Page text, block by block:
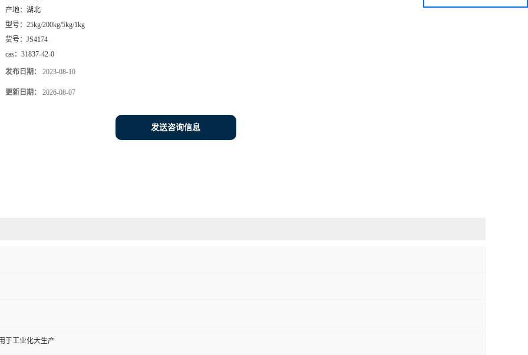
产地： 湖北
型号： 25kg/200kg/5kg/1kg
货号： JS4174
cas： 31837-42-0
发布日期： 2023-08-10
更新日期： 2026-08-07
发送咨询信息
于工业化大生产